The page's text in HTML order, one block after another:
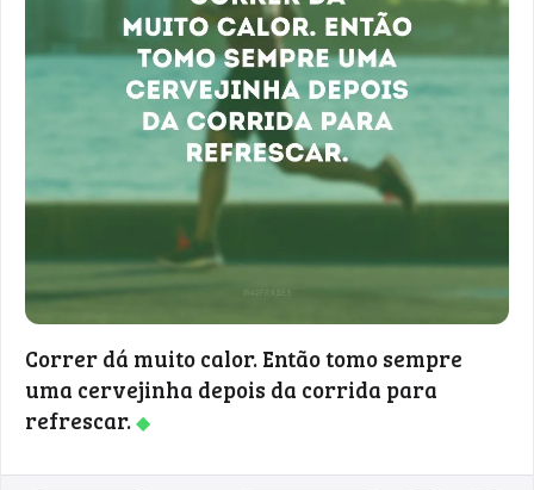
Correr dá muito calor. Então tomo sempre
uma cervejinha depois da corrida para
refrescar.◆